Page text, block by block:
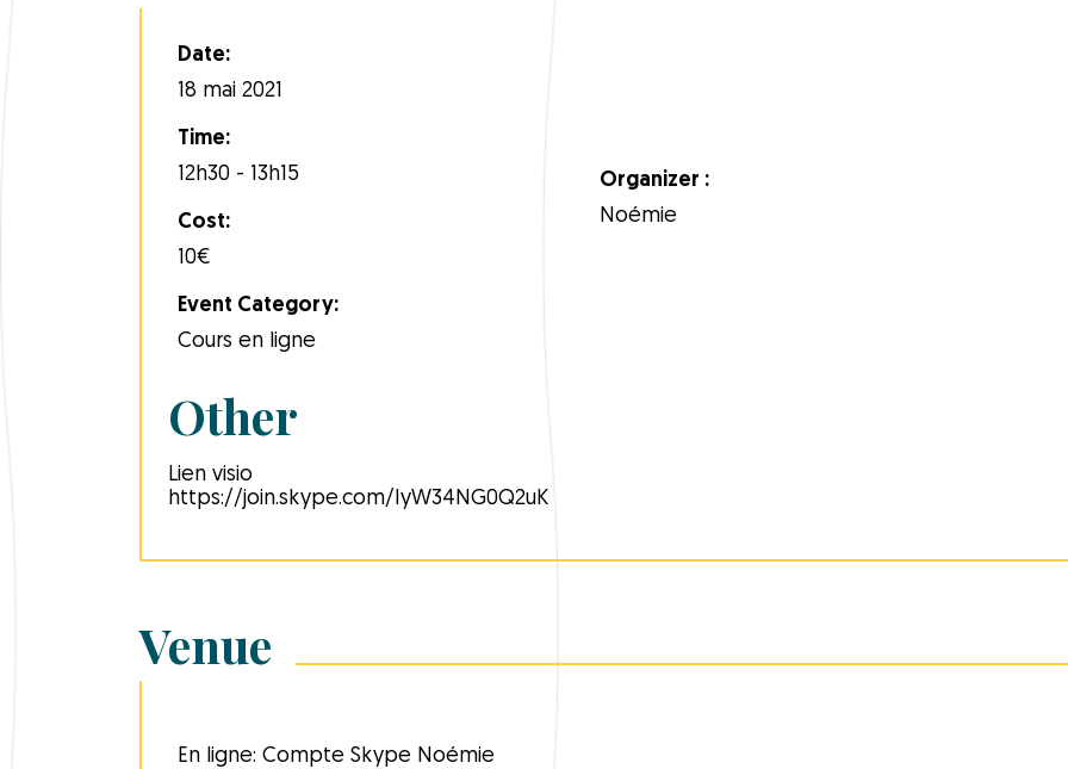
Date:
18 mai 2021
Time:
12h30 - 13h15
Cost:
10€
Event Category:
Cours en ligne
Organizer :
Noémie
Other
Lien visio
https://join.skype.com/IyW34NG0Q2uK
Venue
En ligne: Compte Skype Noémie